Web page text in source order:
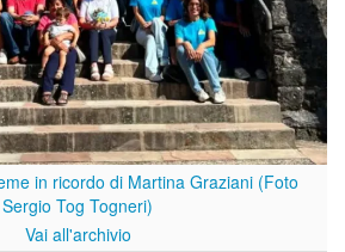
in ricordo di Martina Graziani (Foto
Sergio Tog Togneri)
Vai all'archivio